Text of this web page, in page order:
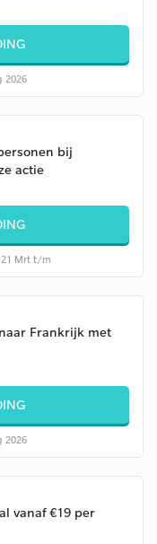
2026
bij
actie
21 Mrt t/m
Frankrijk met
2026
vanaf €19 per